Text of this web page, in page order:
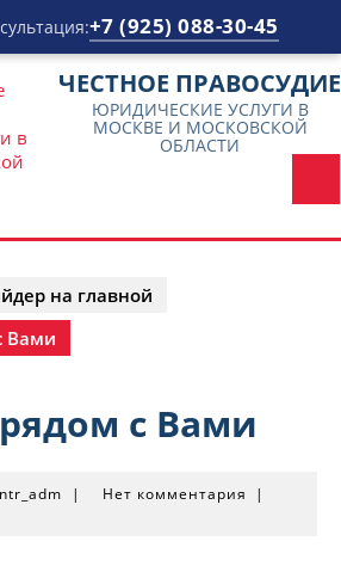
+7 (925) 088-30-45
ЧЕСТНОЕ ПРАВОСУДИЕ
ЮРИДИЧЕСКИЕ УСЛУГИ В
МОСКВЕ И МОСКОВСКОЙ
ОБЛАСТИ
на главной
Вами
с Вами
centr_adm
| Нет комментария
|